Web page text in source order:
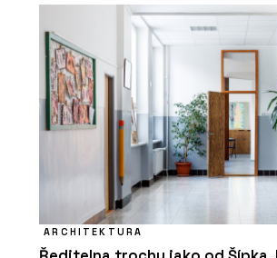
ARCHITEKTURA